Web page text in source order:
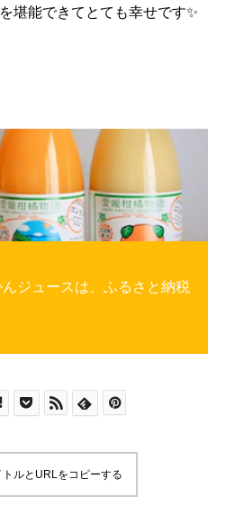
堪能できてとても幸せです✨
ジュースは、ふるさと納税
ルとURLをコピーする